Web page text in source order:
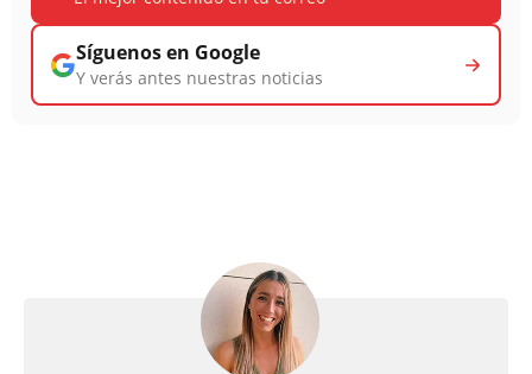
Síguenos en Google
Y verás antes nuestras noticias